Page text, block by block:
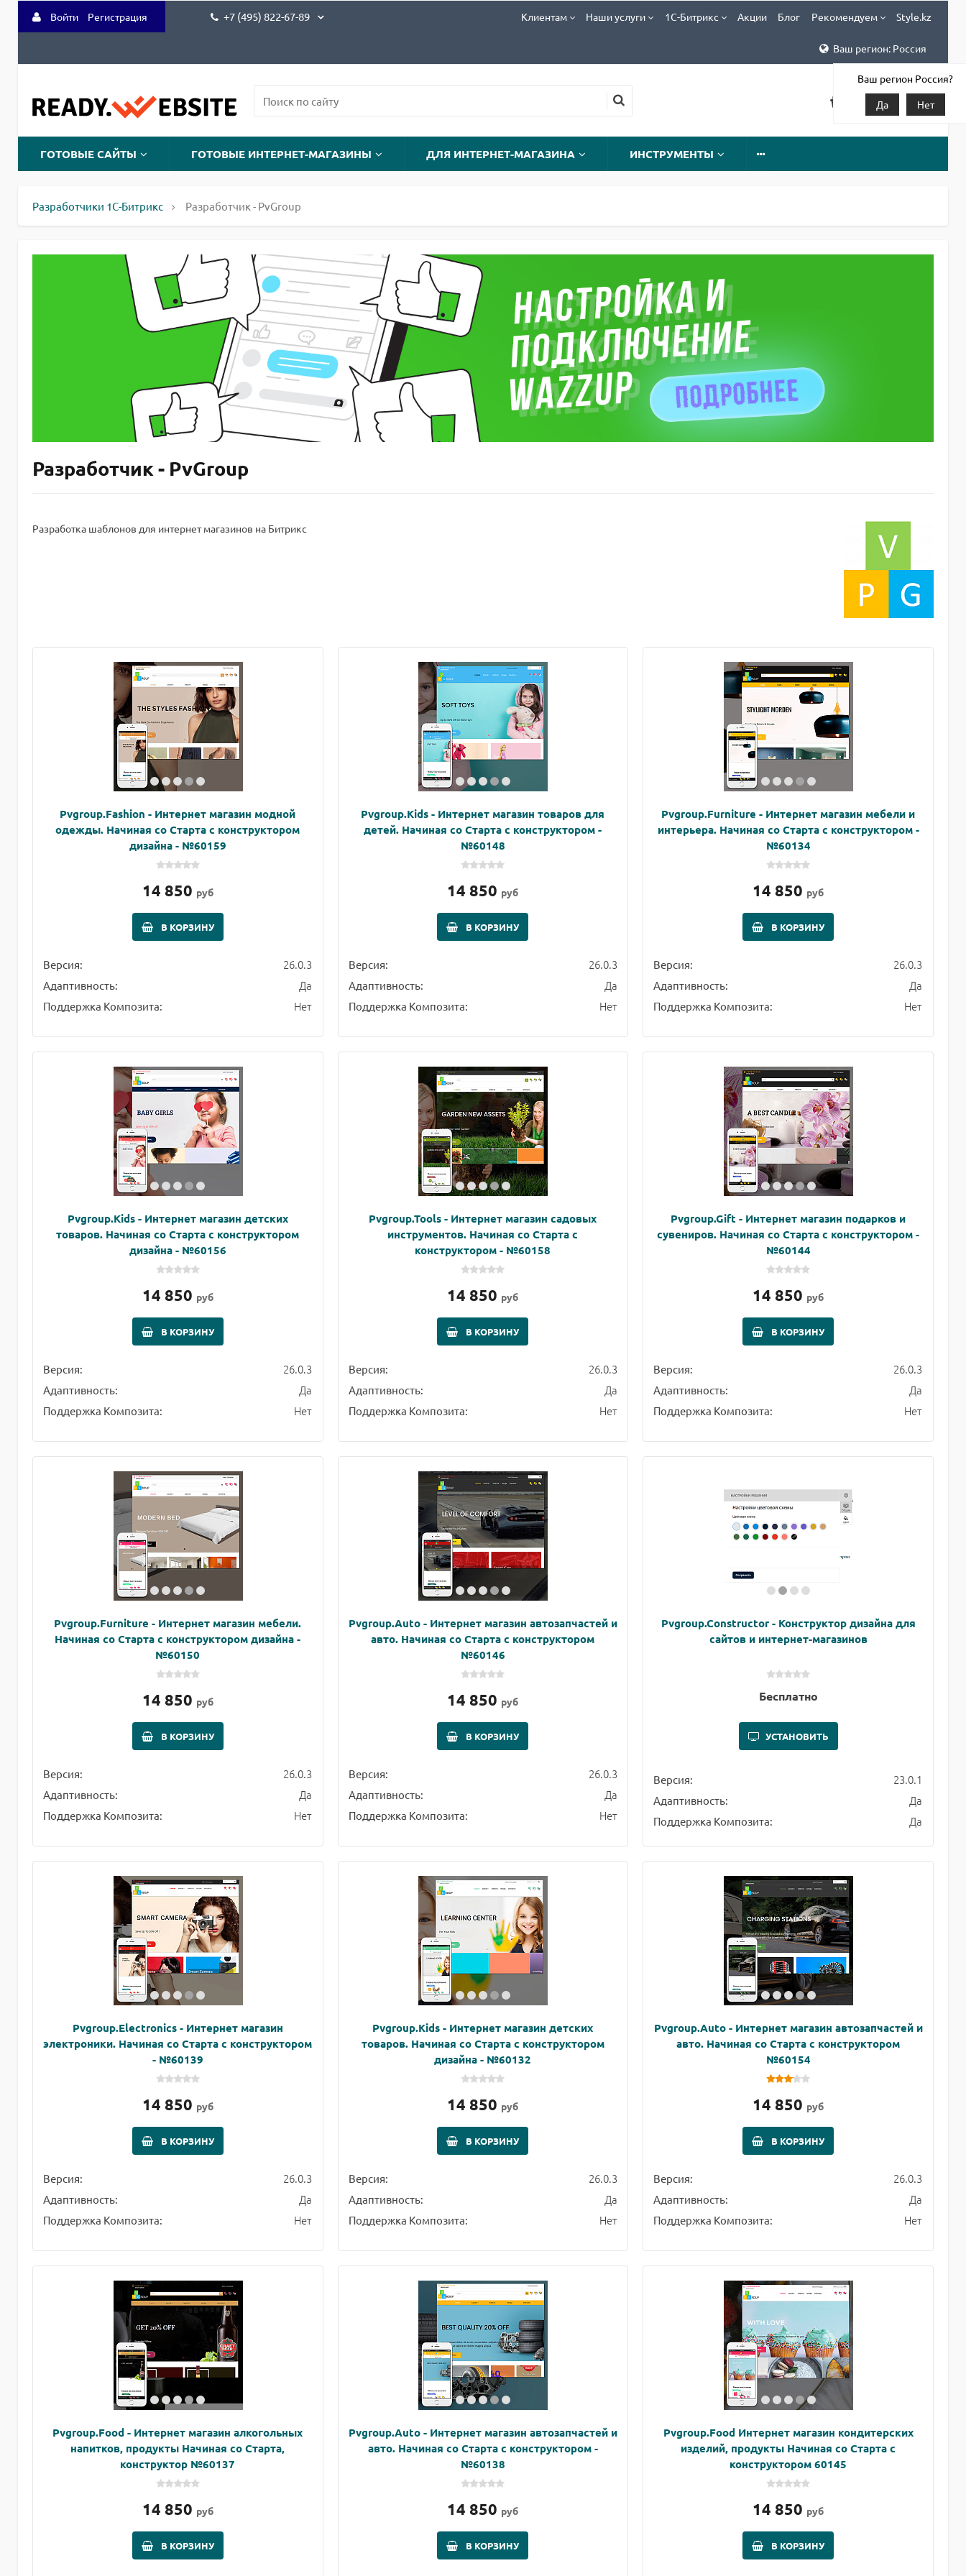
Войти Регистрация +7 (495) 822-67-89 Клиентам Наши услуги 1С-Битрикс Акции Блог Рекомендуем Style.kz
Ваш регион: Россия
Ваш регион Россия?
Да
Нет
ГОТОВЫЕ САЙТЫ ГОТОВЫЕ ИНТЕРНЕТ-МАГАЗИНЫ ДЛЯ ИНТЕРНЕТ-МАГАЗИНА ИНСТРУМЕНТЫ
Разработчики 1С-Битрикс Разработчик - PvGroup
Разработчик - PvGroup
Разработка шаблонов для интернет магазинов на Битрикс
Pvgroup.Fashion - Интернет магазин модной
одежды. Начиная со Старта с конструктором
дизайна - №60159
14 850 руб
В КОРЗИНУ
Версия: 26.0.3
Адаптивность: Да
Поддержка Композита: Нет
Pvgroup.Kids - Интернет магазин товаров для
детей. Начиная со Старта с конструктором -
№60148
14 850 руб
В КОРЗИНУ
Версия: 26.0.3
Адаптивность: Да
Поддержка Композита: Нет
Pvgroup.Furniture - Интернет магазин мебели и
интерьера. Начиная со Старта с конструктором -
№60134
14 850 руб
В КОРЗИНУ
Версия: 26.0.3
Адаптивность: Да
Поддержка Композита: Нет
Pvgroup.Kids - Интернет магазин детских
товаров. Начиная со Старта с конструктором
дизайна - №60156
14 850 руб
В КОРЗИНУ
Версия: 26.0.3
Адаптивность: Да
Поддержка Композита: Нет
Pvgroup.Tools - Интернет магазин садовых
инструментов. Начиная со Старта с
конструктором - №60158
14 850 руб
В КОРЗИНУ
Версия: 26.0.3
Адаптивность: Да
Поддержка Композита: Нет
Pvgroup.Gift - Интернет магазин подарков и
сувениров. Начиная со Старта с конструктором -
№60144
14 850 руб
В КОРЗИНУ
Версия: 26.0.3
Адаптивность: Да
Поддержка Композита: Нет
Pvgroup.Furniture - Интернет магазин мебели.
Начиная со Старта с конструктором дизайна -
№60150
14 850 руб
В КОРЗИНУ
Версия: 26.0.3
Адаптивность: Да
Поддержка Композита: Нет
Pvgroup.Auto - Интернет магазин автозапчастей и
авто. Начиная со Старта с конструктором
№60146
14 850 руб
В КОРЗИНУ
Версия: 26.0.3
Адаптивность: Да
Поддержка Композита: Нет
Pvgroup.Constructor - Конструктор дизайна для
сайтов и интернет-магазинов
Бесплатно
УСТАНОВИТЬ
Версия: 23.0.1
Адаптивность: Да
Поддержка Композита: Да
Pvgroup.Electronics - Интернет магазин
электроники. Начиная со Старта с конструктором
- №60139
14 850 руб
В КОРЗИНУ
Версия: 26.0.3
Адаптивность: Да
Поддержка Композита: Нет
Pvgroup.Kids - Интернет магазин детских
товаров. Начиная со Старта с конструктором
дизайна - №60132
14 850 руб
В КОРЗИНУ
Версия: 26.0.3
Адаптивность: Да
Поддержка Композита: Нет
Pvgroup.Auto - Интернет магазин автозапчастей и
авто. Начиная со Старта с конструктором
№60154
14 850 руб
В КОРЗИНУ
Версия: 26.0.3
Адаптивность: Да
Поддержка Композита: Нет
Pvgroup.Food - Интернет магазин алкогольных
напитков, продукты Начиная со Старта,
конструктор №60137
14 850 руб
В КОРЗИНУ
Pvgroup.Auto - Интернет магазин автозапчастей и
авто. Начиная со Старта с конструктором -
№60138
14 850 руб
В КОРЗИНУ
Pvgroup.Food Интернет магазин кондитерских
изделий, продукты Начиная со Старта с
конструктором 60145
14 850 руб
В КОРЗИНУ